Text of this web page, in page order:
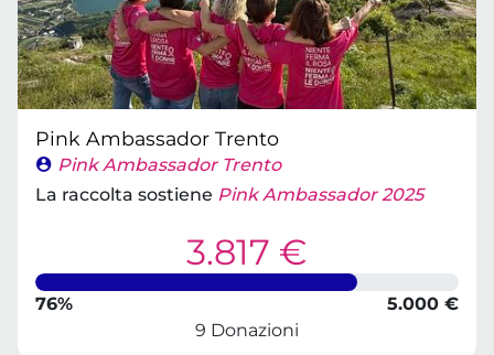
Pink Ambassador Trento
Pink Ambassador Trento
La raccolta sostiene Pink Ambassador 2025
3.817 €
76%
5.000 €
9 Donazioni